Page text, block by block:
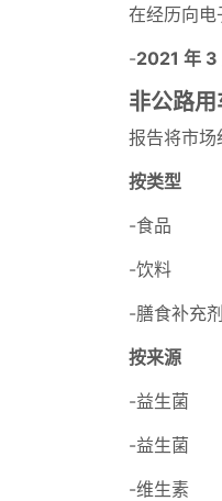
在经历向电
-2021 年 3
非公路用
报告将市场
按类型
-食品
-饮料
-膳食补充剂
按来源
-益生菌
-益生菌
-维生素